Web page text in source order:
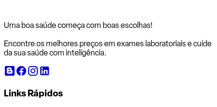
Uma boa saúde começa com boas escolhas!
Encontre os melhores preços em exames laboratoriais e cuide
da sua saúde com inteligência.
Links Rápidos